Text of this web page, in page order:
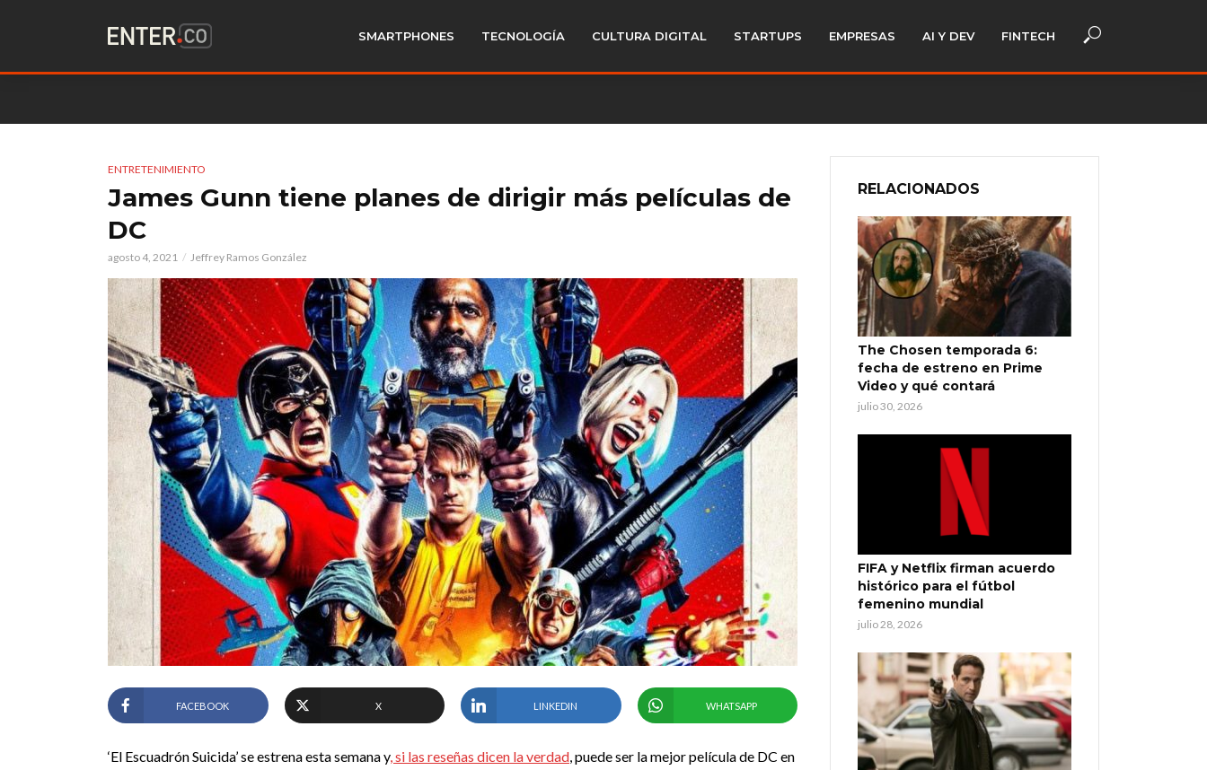
SMARTPHONES TECNOLOGÍA CULTURA DIGITAL STARTUPS EMPRESAS AI Y DEV FINTECH
ENTRETENIMIENTO
James Gunn tiene planes de dirigir más películas de
DC
agosto 4, 2021 Jeffrey Ramos González
FACEBOOK X LINKEDIN WHATSAPP
‘El Escuadrón Suicida’ se estrena esta semana y, si las reseñas dicen la verdad, puede ser la mejor película de DC en
RELACIONADOS
The Chosen temporada 6:
fecha de estreno en Prime
Video y qué contará
julio 30, 2026
FIFA y Netflix firman acuerdo
histórico para el fútbol
femenino mundial
julio 28, 2026